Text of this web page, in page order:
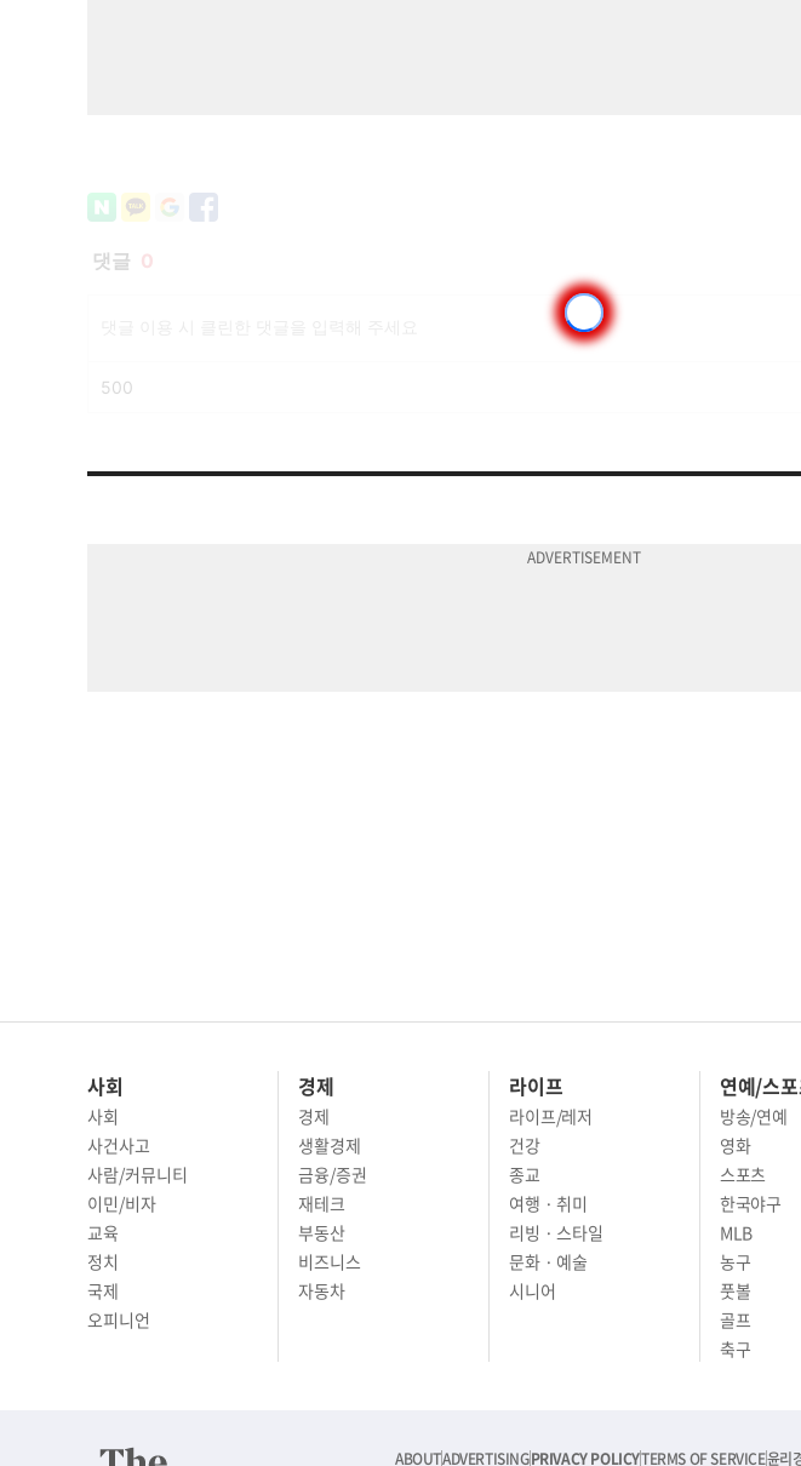
사회
사회
사건사고
사람/커뮤니티
이민/비자
교육
정치
국제
오피니언
경제
경제
생활경제
금융/증권
재테크
부동산
비즈니스
자동차
라이프
라이프/레저
건강
종교
여행 · 취미
리빙 · 스타일
문화 · 예술
시니어
연예/스
방송/연예
영화
스포츠
한국야구
MLB
농구
풋볼
골프
축구
ABOUTADVERTISINGPRIVACY POLICYTERMS OF SERVICE윤리